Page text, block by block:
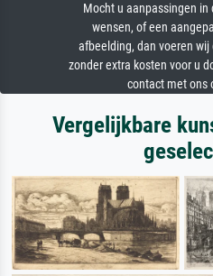
Mocht u aanpassingen
wensen, of een
afbeelding, dan voeren
zonder extra kosten voor u
contact met ons
Vergelijkbare